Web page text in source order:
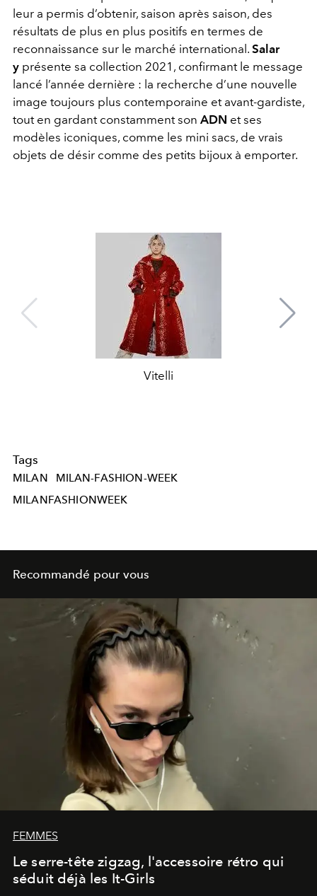
leur a permis d’obtenir, saison après saison, des
résultats de plus en plus positifs en termes de
reconnaissance sur le marché international. Salar
y présente sa collection 2021, confirmant le message
lancé l’année dernière : la recherche d’une nouvelle
image toujours plus contemporaine et avant-gardiste,
tout en gardant constamment son ADN et ses
modèles iconiques, comme les mini sacs, de vrais
objets de désir comme des petits bijoux à emporter.
Vitelli
Tags
MILAN
MILAN-FASHION-WEEK
MILANFASHIONWEEK
Recommandé pour vous
FEMMES
Le serre-tête zigzag, l'accessoire rétro qui
séduit déjà les It-Girls